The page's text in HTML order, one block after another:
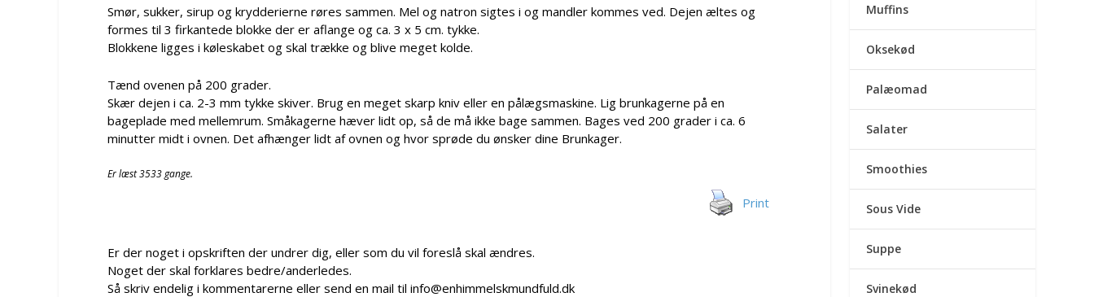
Smør, sukker, sirup og krydderierne røres sammen. Mel og natron sigtes i og mandler kommes ved. Dejen æltes og
formes til 3 firkantede blokke der er aflange og ca. 3 x 5 cm. tykke.
Blokkene ligges i køleskabet og skal trække og blive meget kolde.
Tænd ovenen på 200 grader.
Skær dejen i ca. 2-3 mm tykke skiver. Brug en meget skarp kniv eller en pålægsmaskine. Lig brunkagerne på en
bageplade med mellemrum. Småkagerne hæver lidt op, så de må ikke bage sammen. Bages ved 200 grader i ca. 6
minutter midt i ovnen. Det afhænger lidt af ovnen og hvor sprøde du ønsker dine Brunkager.
Er læst 3533 gange.
Print
Er der noget i opskriften der undrer dig, eller som du vil foreslå skal ændres.
Noget der skal forklares bedre/anderledes.
Så skriv endelig i kommentarerne eller send en mail til info@enhimmelskmundfuld.dk
Muffins
Oksekød
Palæomad
Salater
Smoothies
Sous Vide
Suppe
Svinekød